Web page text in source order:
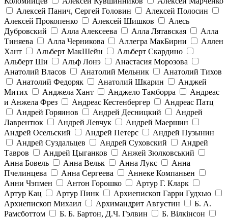
Алексей Панич, Сергей Головин
Алексей Полосин
Алексей Прокопенко
Алексей Шишков
Алесь
Дубровский
Алла Алексеева Алла Лятавская
Алла
Тиняева
Алла Черникова Аллегра МакБирни
Аллен
Хант
Альберт МакШейн
Альберт Скардино
Альберт Ши
Альф Лонэ
Анастасия Морозова
Анатолий Власов
Анатолий Мельник
Анатолий Тихов
Анатолий Федоряк
Анатолий Шкарин
Анджей
Митих
Анджела Хант Анджело Тамборра
Андреас
и Анжела Фрез
Андреас Кестенбергер
Андреас Патц
Андрей Горяинов
Андрей Десницкий
Андрей
Лаврентюк
Андрей Левчук
Андрей Маершин
Андрей Осельский
Андрей Петерс
Андрей Пузынин
Андрей Суздальцев
Андрей Суховский
Андрей
Тавров
Андрей Цыганков
Анжей Зюлковський
Анна Бовель
Анна Вельк Анна Лукс
Анна
Пчелинцева
Анна Сергеева
Аннеке Компаньен
Анни Чэпмен
Антон Горошко
Артур Г. Кларк
Артур Кац
Артур Пинк
Архиепископ Гарри Гудхью
Архиепископ Михаил
Архимандрит Августин
Б. А.
Рамсботтом
Б. Б. Бартон, Д.Ч. Гэлвин
Б. Вілкінсон